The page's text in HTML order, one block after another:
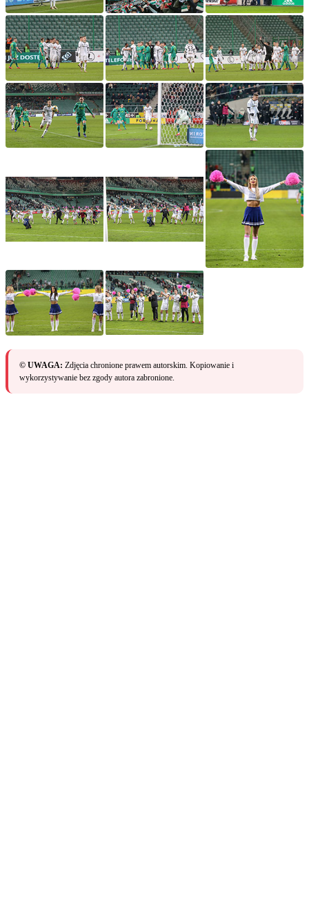
© UWAGA: Zdjęcia chronione prawem autorskim. Kopiowanie i
wykorzystywanie bez zgody autora zabronione.